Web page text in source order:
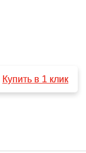
Купить в 1 клик